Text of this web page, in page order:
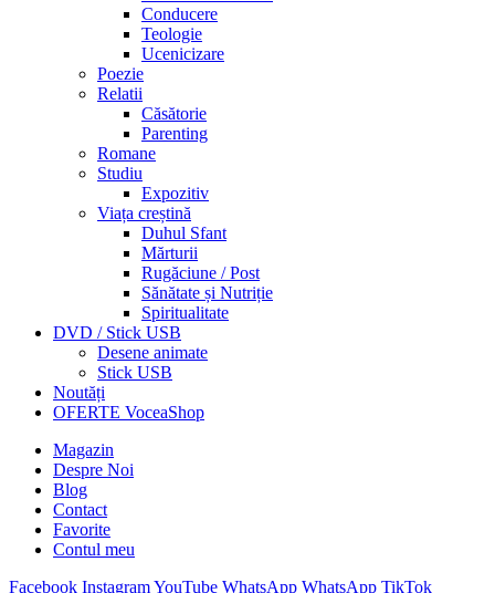
Conducere
Teologie
Ucenicizare
Poezie
Relatii
Căsătorie
Parenting
Romane
Studiu
Expozitiv
Viața creștină
Duhul Sfant
Mărturii
Rugăciune / Post
Sănătate și Nutriție
Spiritualitate
DVD / Stick USB
Desene animate
Stick USB
Noutăți
OFERTE VoceaShop
Magazin
Despre Noi
Blog
Contact
Favorite
Contul meu
Facebook InstagramYouTube WhatsApp WhatsApp TikTok